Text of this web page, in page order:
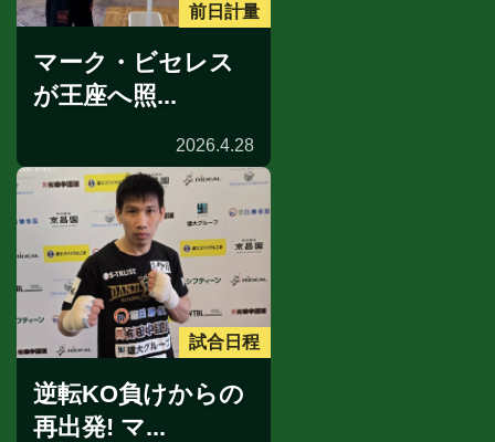
前日計量
マーク・ビセレス
が王座へ照...
2026.4.28
試合日程
逆転KO負けからの
再出発! マ...